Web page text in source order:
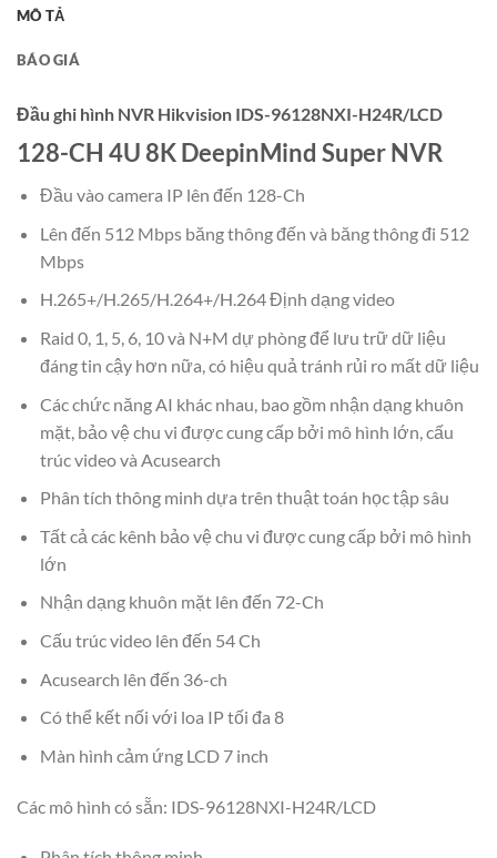
MÔ TẢ
BÁO GIÁ
Đầu ghi hình NVR Hikvision IDS-96128NXI-H24R/LCD
128-CH 4U 8K DeepinMind Super NVR
Đầu vào camera IP lên đến 128-Ch
Lên đến 512 Mbps băng thông đến và băng thông đi 512
Mbps
H.265+/H.265/H.264+/H.264 Định dạng video
Raid 0, 1, 5, 6, 10 và N+M dự phòng để lưu trữ dữ liệu
đáng tin cậy hơn nữa, có hiệu quả tránh rủi ro mất dữ liệu
Các chức năng AI khác nhau, bao gồm nhận dạng khuôn
mặt, bảo vệ chu vi được cung cấp bởi mô hình lớn, cấu
trúc video và Acusearch
Phân tích thông minh dựa trên thuật toán học tập sâu
Tất cả các kênh bảo vệ chu vi được cung cấp bởi mô hình
lớn
Nhận dạng khuôn mặt lên đến 72-Ch
Cấu trúc video lên đến 54 Ch
Acusearch lên đến 36-ch
Có thể kết nối với loa IP tối đa 8
Màn hình cảm ứng LCD 7 inch
Các mô hình có sẵn: IDS-96128NXI-H24R/LCD